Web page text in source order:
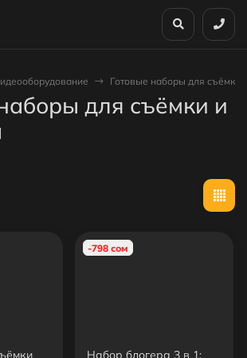
Готовые наборы для съёмки
для съёмки и
-798 сом
Набор блогера 3 в 1: